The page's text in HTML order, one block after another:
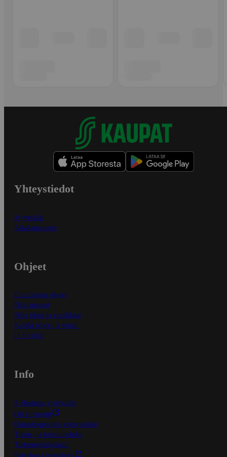
Yhteystiedot
Myymälät
Asiakaspalvelu
Ohjeet
Ensitilaajan ohjeet
Näin maksat
Näin tilaat ja muokkaat
Kaikki ohjeet ja vinkit
In English
Info
S-Business yrityksille
Oiva-raportit
Osuuskauppojen yhteystiedot
Tilaus- ja toimitusehdot
Tietosuojakäytäntö
Palvelun käyttöehdot